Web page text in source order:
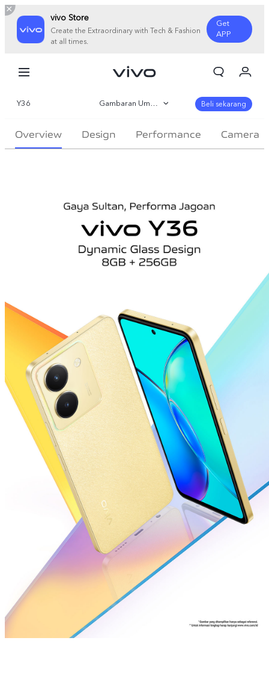
vivo Store
Create the Extraordinary with Tech & Fashion
at all times.
Get
APP
Indonesia | Pilih negara/wilayah
Keranjang
Masuk/Daftar
Akun Saya
Y36 Gambaran Umum
Galeri
Beli sekarang
Overview Design Performance Camera